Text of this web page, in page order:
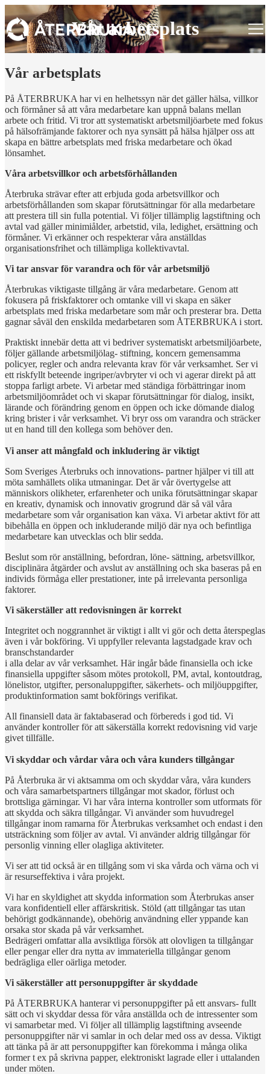
Hoppa
till
huvudinnehåll
Vår arbetsplats
Vår arbetsplats
På ÅTERBRUKA har vi en helhetssyn när det gäller hälsa, villkor
och förmåner så att våra medarbetare kan uppnå balans mellan
arbete och fritid. Vi tror att systematiskt arbetsmiljöarbete med fokus
på hälsofrämjande faktorer och nya synsätt på hälsa hjälper oss att
skapa en bättre arbetsplats med friska medarbetare och ökad
lönsamhet.
Våra arbetsvillkor och arbetsförhållanden
Återbruka strävar efter att erbjuda goda arbetsvillkor och
arbetsförhållanden som skapar förutsättningar för alla medarbetare
att prestera till sin fulla potential. Vi följer tillämplig lagstiftning och
avtal vad gäller minimiålder, arbetstid, vila, ledighet, ersättning och
förmåner. Vi erkänner och respekterar våra anställdas
organisationsfrihet och tillämpliga kollektivavtal.
Vi tar ansvar för varandra och för vår arbetsmiljö
Återbrukas viktigaste tillgång är våra medarbetare. Genom att
fokusera på friskfaktorer och omtanke vill vi skapa en säker
arbetsplats med friska medarbetare som mår och presterar bra. Detta
gagnar såväl den enskilda medarbetaren som ÅTERBRUKA i stort.
Praktiskt innebär detta att vi bedriver systematiskt arbetsmiljöarbete,
följer gällande arbetsmiljölag- stiftning, koncern gemensamma
policyer, regler och andra relevanta krav för vår verksamhet. Ser vi
ett riskfyllt beteende ingriper/avbryter vi och vi agerar direkt på att
stoppa farligt arbete. Vi arbetar med ständiga förbättringar inom
arbetsmiljöområdet och vi skapar förutsättningar för dialog, insikt,
lärande och förändring genom en öppen och icke dömande dialog
kring brister i vår verksamhet. Vi bryr oss om varandra och sträcker
ut en hand till den kollega som behöver den.
Vi anser att mångfald och inkludering är viktigt
Som Sveriges Återbruks och innovations- partner hjälper vi till att
möta samhällets olika utmaningar. Det är vår övertygelse att
människors olikheter, erfarenheter och unika förutsättningar skapar
en kreativ, dynamisk och innovativ grogrund där så väl våra
medarbetare som vår organisation kan växa. Vi arbetar aktivt för att
bibehålla en öppen och inkluderande miljö där nya och befintliga
medarbetare kan utvecklas och blir sedda.
Beslut som rör anställning, befordran, löne- sättning, arbetsvillkor,
disciplinära åtgärder och avslut av anställning och ska baseras på en
individs förmåga eller prestationer, inte på irrelevanta personliga
faktorer.
Vi säkerställer att redovisningen är korrekt
Integritet och noggrannhet är viktigt i allt vi gör och detta återspeglas
även i vår bokföring. Vi uppfyller relevanta lagstadgade krav och
branschstandarder
i alla delar av vår verksamhet. Här ingår både finansiella och icke
finansiella uppgifter såsom mötes protokoll, PM, avtal, kontoutdrag,
lönelistor, utgifter, personaluppgifter, säkerhets- och miljöuppgifter,
produktinformation samt bokförings verifikat.
All finansiell data är faktabaserad och förbereds i god tid. Vi
använder kontroller för att säkerställa korrekt redovisning vid varje
givet tillfälle.
Vi skyddar och vårdar våra och våra kunders tillgångar
På Återbruka är vi aktsamma om och skyddar våra, våra kunders
och våra samarbetspartners tillgångar mot skador, förlust och
brottsliga gärningar. Vi har våra interna kontroller som utformats för
att skydda och säkra tillgångar. Vi använder som huvudregel
tillgångar inom ramarna för Återbrukas verksamhet och endast i den
utsträckning som följer av avtal. Vi använder aldrig tillgångar för
personlig vinning eller olagliga aktiviteter.
Vi ser att tid också är en tillgång som vi ska vårda och värna och vi
är resurseffektiva i våra projekt.
Vi har en skyldighet att skydda information som Återbrukas anser
vara konfidentiell eller affärskritisk. Stöld (att tillgångar tas utan
behörigt godkännande), obehörig användning eller yppande kan
orsaka stor skada på vår verksamhet.
Bedrägeri omfattar alla avsiktliga försök att olovligen ta tillgångar
eller pengar eller dra nytta av immateriella tillgångar genom
bedrägliga eller oärliga metoder.
Vi säkerställer att personuppgifter är skyddade
På ÅTERBRUKA hanterar vi personuppgifter på ett ansvars- fullt
sätt och vi skyddar dessa för våra anställda och de intressenter som
vi samarbetar med. Vi följer all tillämplig lagstiftning avseende
personuppgifter när vi samlar in och delar med oss av dessa. Viktigt
att tänka på är att personuppgifter kan förekomma i många olika
former t ex på skrivna papper, elektroniskt lagrade eller i uttalanden
under möten.